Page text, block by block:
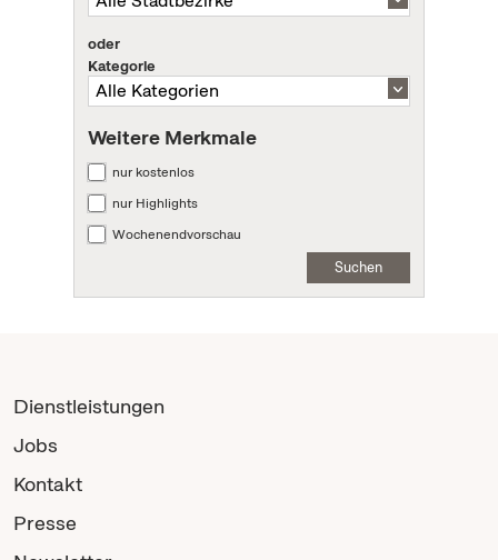
oder
Kategorie
Weitere Merkmale
nur kostenlos
nur Highlights
Wochenendvorschau
Suchen
Dienstleistungen
Jobs
Kontakt
Presse